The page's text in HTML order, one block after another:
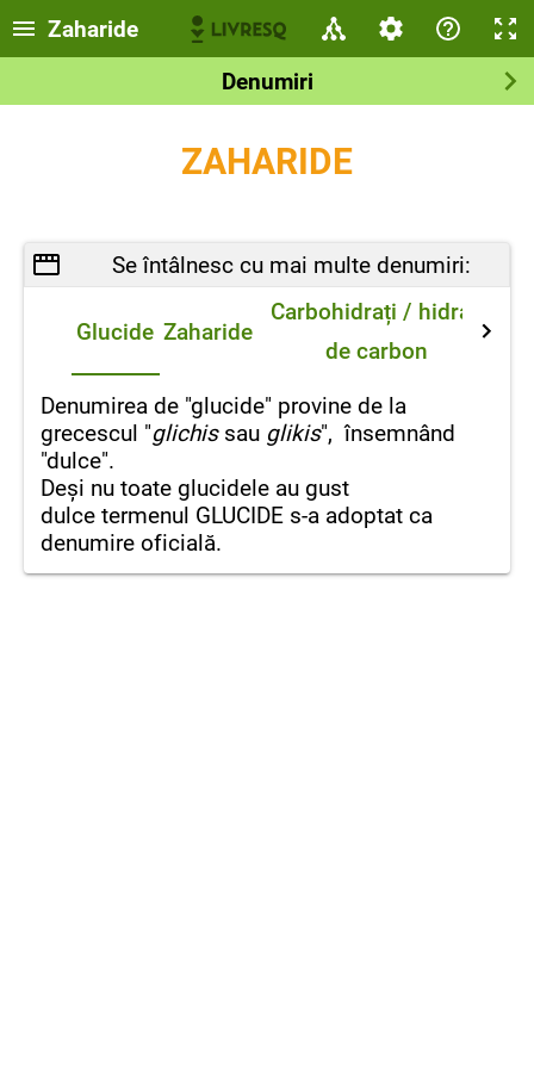
Zaharide
Denumiri
ZAHARIDE
Se întâlnesc cu mai multe denumiri:
Glucide Zaharide
Carbohidrați / hidrați
de carbon
Denumirea de "glucide" provine de la
grecescul "glichis sau glikis", însemnând
"dulce".
Deși nu toate glucidele au gust
dulce termenul GLUCIDE s-a adoptat ca
denumire oficială.